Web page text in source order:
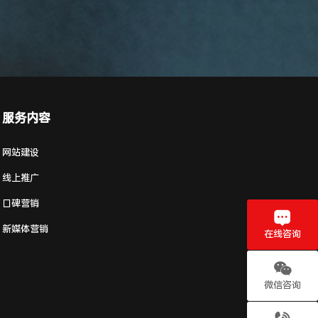
服务内容
网站建设
线上推广
口碑营销
新媒体营销 在线咨询
微信咨询